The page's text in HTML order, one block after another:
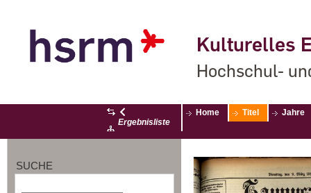
Kulturelles
Hochschul-
Ergebnisliste
Home Titel Jahre
SUCHE